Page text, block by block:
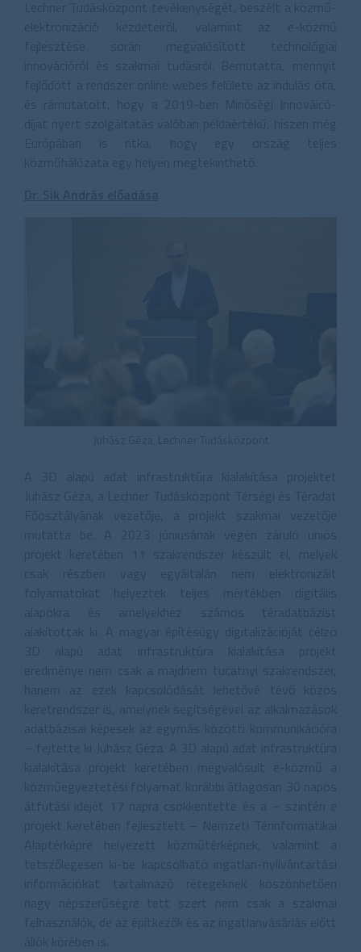
Lechner Tudásközpont tevékenységét, beszélt a közmű-
elektronizáció kezdeteiről, valamint az e-közmű
fejlesztése során megvalósított technológiai
innovációról és szakmai tudásról. Bemutatta, mennyit
fejlődött a rendszer online webes felülete az indulás óta,
és rámutatott, hogy a 2019-ben Minőségi Innováicó-
díjat nyert szolgáltatás valóban példaértékű, hiszen még
Európában is ritka, hogy egy ország teljes
közműhálózata egy helyen megtekinthető.
Dr. Sik András előadása
Juhász Géza, Lechner Tudásközpont
A 3D alapú adat infrastruktúra kialakítása projektet
Juhász Géza, a Lechner Tudásközpont Térségi és Téradat
Főosztályának vezetője, a projekt szakmai vezetője
mutatta be. A 2023 júniusának végén záruló uniós
projekt keretében 11 szakrendszer készült el, melyek
csak részben vagy egyáltalán nem elektronizált
folyamatokat helyeztek teljes mértékben digitális
alapokra és amelyekhez számos téradatbázist
alakítottak ki. A magyar építésügy digitalizációját célzó
3D alapú adat infrastruktúra kialakítása projekt
eredménye nem csak a majdnem tucatnyi szakrendszer,
hanem az ezek kapcsolódását lehetővé tévő közös
keretrendszer is, amelynek segítségével az alkalmazások
adatbázisai képesek az egymás közötti kommunikációra
– fejtette ki Juhász Géza. A 3D alapú adat infrastruktúra
kialakítása projekt keretében megvalósult e-közmű a
közműegyeztetési folyamat korábbi átlagosan 30 napos
átfutási idejét 17 napra csökkentette és a – szintén e
projekt keretében fejlesztett – Nemzeti Térinformatikai
Alaptérképre helyezett közműtérképnek, valamint a
tetszőlegesen ki-be kapcsolható ingatlan-nyilvántartási
információkat tartalmazó rétegeknek köszönhetően
nagy népszerűségre tett szert nem csak a szakmai
felhasználók, de az építkezők és az ingatlanvásárlás előtt
állók körében is.